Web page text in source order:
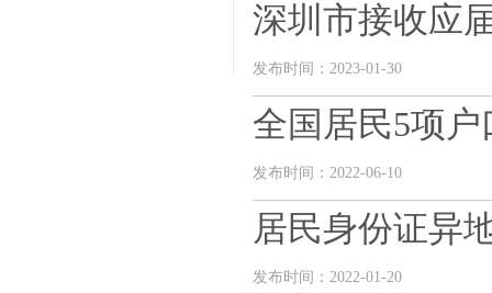
深圳市接收应
发布时间：2023-01-30
全国居民5项
发布时间：2022-06-10
居民身份证异
发布时间：2022-01-20